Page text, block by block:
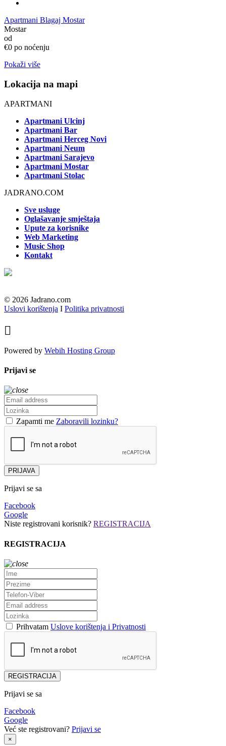
Apartmani Blagaj Mostar
Mostar
od
€0 po noćenju
Pokaži više
Lokacija na mapi
APARTMANI
Apartmani Ulcinj
Apartmani Bar
Apartmani Herceg Novi
Apartmani Neum
Apartmani Sarajevo
Apartmani Mostar
Apartmani Stolac
JADRANO.COM
Sve usluge
Oglašavanje smještaja
Upute za korisnike
Web Marketing
Music Shop
Kontakt
© 2026 Jadrano.com
Uslovi korištenja I Politika privatnosti

Powered by Webih Hosting Group
Prijavi se
Zapamti me Zaboravili lozinku?
PRIJAVA
Prijavi se sa
Facebook
Google
Niste registrovani korisnik? REGISTRACIJA
REGISTRACIJA
Prihvatam Uslove korištenja i Privatnosti
REGISTRACIJA
Prijavi se sa
Facebook
Google
Već ste registrovani? Prijavi se
×